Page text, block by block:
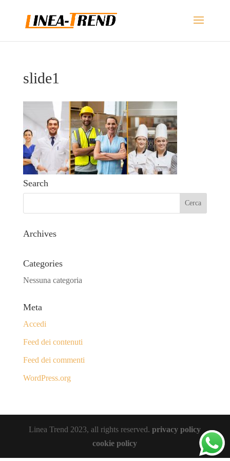
slide1
Search
Archives
Categories
Nessuna categoria
Meta
Accedi
Feed dei contenuti
Feed dei commenti
WordPress.org
Linea Trend 2023, all rights reserved.privacy policy
cookie policy